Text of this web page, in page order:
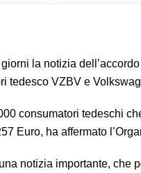
la notizia
tedesco VZBV e
consumatori tedeschi
Euro, ha affermato
notizia importante, che